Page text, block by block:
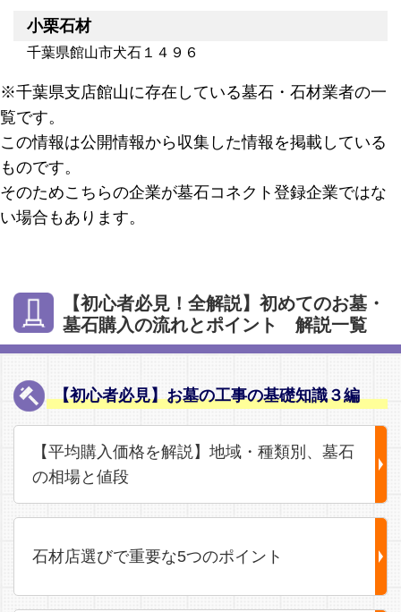
小栗石材
千葉県館山市犬石１４９６
※千葉県支店館山に存在している墓石・石材業者の一
覧です。
この情報は公開情報から収集した情報を掲載している
ものです。
そのためこちらの企業が墓石コネクト登録企業ではな
い場合もあります。
【初心者必見！全解説】初めてのお墓・
墓石購入の流れとポイント 解説一覧
【初心者必見】お墓の工事の基礎知識３編
【平均購入価格を解説】地域・種類別、墓石
の相場と値段
石材店選びで重要な5つのポイント